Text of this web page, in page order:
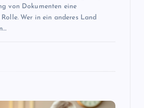
von Dokumenten eine
Wer in ein anderes Land